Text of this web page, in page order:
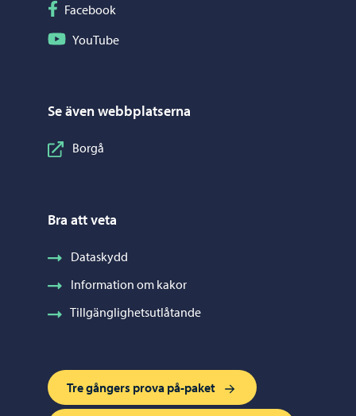
Följ på Facebook
Facebook
Följ på YouTube
YouTube
Se även webbplatserna
Borgå
Bra att veta
Dataskydd
Information om kakor
Tillgänglighetsutlåtande
Tre gångers prova på-paket